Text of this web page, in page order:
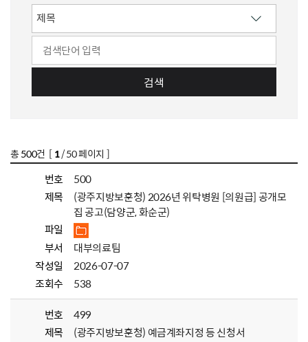
검색
총 500건 [ 1/ 50 페이지 ]
번호
500
제목
(광주지방보훈청) 2026년 위탁병원 [의원급] 공개모
집 공고(담양군, 화순군)
파일
부서
대부의료팀
작성일
2026-07-07
조회수
538
번호
499
제목
(광주지방보훈청) 예금계좌지정 등 신청서